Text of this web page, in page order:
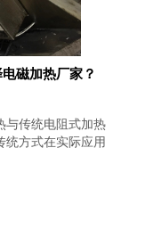
磁加热厂家？
与传统电阻式加热
统方式在实际应用